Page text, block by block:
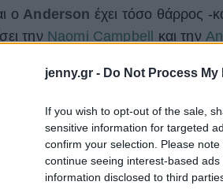
jenny.gr - Do Not Process
If you wish to opt-out of the sale,
sensitive information for targeted
confirm your selection. Please
continue seeing interest-based
information disclosed to third
ο Anderson έχει τόσο θάρρος -
την Naomi Campbell και την
πέος.